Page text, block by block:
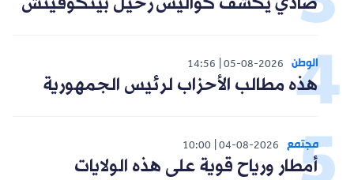
الوطن 05-08-2026
14:56
هذه مطالب الأحزاب لرئيس الجمهورية
مجتمع 04-08-2026
10:00
أمطار ورياح قوية على هذه الولايات